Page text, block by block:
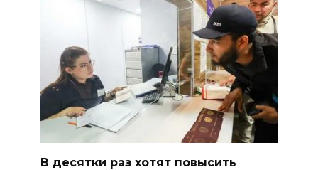
В десятки раз хотят повысить